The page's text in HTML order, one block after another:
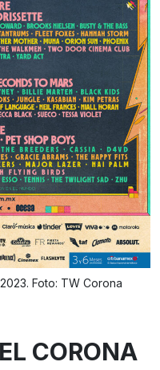
Foto: TW Corona
CORONA